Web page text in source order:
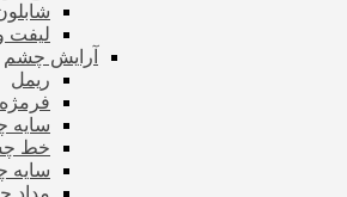
لیفت
آرایش چشم
ریمل
فرمژه
سایه
خط
سایه
مداد